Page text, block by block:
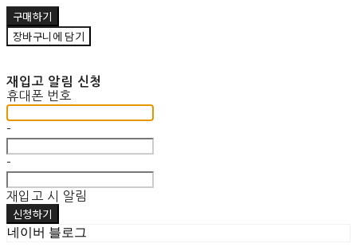
구매하기
장바구니에 담기
재입고 알림 신청
휴대폰 번호
-
-
재입고 시 알림
신청하기
네이버 블로그